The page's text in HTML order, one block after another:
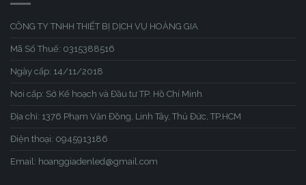
CÔNG TY TNHH THIẾT BỊ DỊCH VỤ HOÀNG GIA
Mã Số Thuế: 0315388516
Ngày cấp: 14/11/2018
Nơi cấp: Sở Kế hoạch và Đầu tư TP. Hồ Chí Minh
Địa chỉ: 1376 Phạm Văn Đồng, Linh Tây, Thủ Đức, TP.HCM
Điện thoại: 0945913186
Email: hoanggiadenled@gmail.com